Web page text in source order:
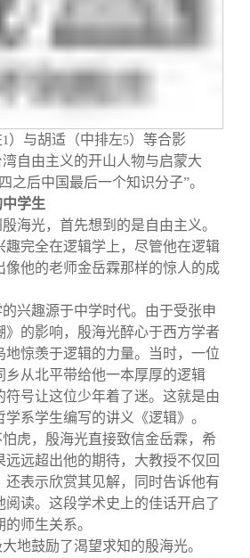
1）与胡适（中排左5）等合影
自由主义的开山人物与启蒙大
之后中国最后一个知识分子”。
学生
海光，首先想到的是自由主义。
趣完全在逻辑学上，尽管他在逻辑
像他的老师金岳霖那样的惊人的成
兴趣源于中学时代。由于受张申
》的影响，殷海光醉心于西方学者
地惊羡于逻辑的力量。当时，一位
乡从北平带给他一本厚厚的逻辑
符号让这位少年着了迷。这就是由
系学生编写的讲义《逻辑》。
虎，殷海光直接致信金岳霖，希
远超出他的期待，大教授不仅回
还表示欣赏其见解，同时告诉他有
阅读。这段学术史上的佳话开启了
师生关系。
地鼓励了渴望求知的殷海光。